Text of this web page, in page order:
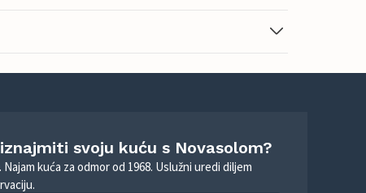
svoju kuću s Novasolom?
Najam kuća za odmor od 1968. Uslužni uredi diljem